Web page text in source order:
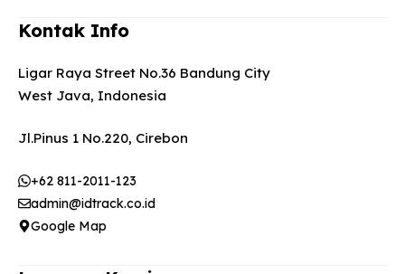
Kontak Info
Ligar Raya Street No.36 Bandung City
West Java, Indonesia
Jl.Pinus 1 No.220, Cirebon
+62 811-2011-123
admin@idtrack.co.id
Google Map